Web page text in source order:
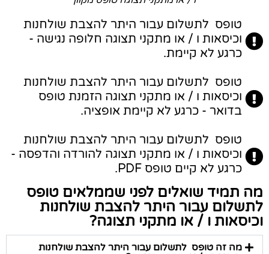
טופס ​​ לתשלום ​​עבור היתר להצבת שולחנות
וכיסאות ו / או מתקני תצוגה​ חלופה נגישה -
כרגע לא קיימת.
טופס ​​ לתשלום ​​עבור היתר להצבת שולחנות
וכיסאות ו / או מתקני תצוגה​ הזמנת טופס
בדואר - כרגע לא קיימת אופציה.
טופס ​​ לתשלום ​​עבור היתר להצבת שולחנות
וכיסאות ו / או מתקני תצוגה​ להורדה והדפסה -
כרגע לא קיים טופס PDF.
מה תמיד שואלים לפני שממלאים טופס ​​
לתשלום ​​עבור היתר להצבת שולחנות
וכיסאות ו / או מתקני תצוגה​?
מה זה טופס ​​ לתשלום ​​עבור היתר להצבת שולחנות